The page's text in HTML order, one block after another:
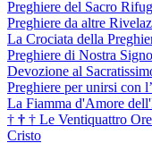
Preghiere del Sacro
Preghiere da altre
La Crociata della
Preghiere di Nostra
Devozione al
Preghiere per unirsi con
La Fiamma d'Amore
† † † Le Ventiquattro
Cristo